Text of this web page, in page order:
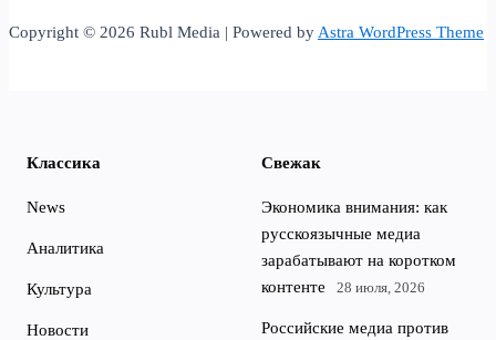
Copyright © 2026 Rubl Media | Powered by Astra WordPress Theme
Классика
News
Аналитика
Культура
Новости
Свежак
Экономика внимания: как
русскоязычные медиа
зарабатывают на коротком
контенте
28 июля, 2026
Российские медиа против